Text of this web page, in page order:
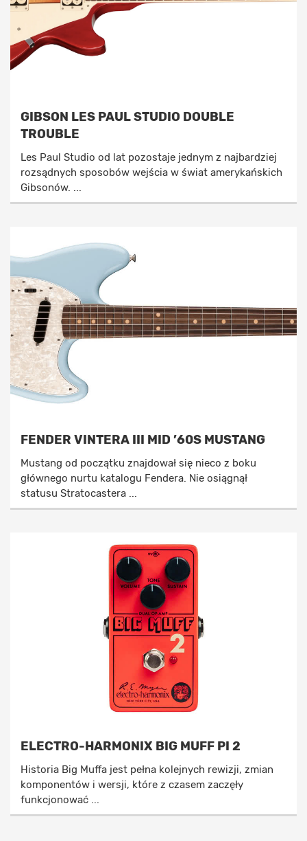
GIBSON LES PAUL STUDIO DOUBLE
TROUBLE
Les Paul Studio od lat pozostaje jednym z najbardziej
rozsądnych sposobów wejścia w świat amerykańskich
Gibsonów. ...
FENDER VINTERA III MID ’60S MUSTANG
Mustang od początku znajdował się nieco z boku
głównego nurtu katalogu Fendera. Nie osiągnął
statusu Stratocastera ...
ELECTRO-HARMONIX BIG MUFF PI 2
Historia Big Muffa jest pełna kolejnych rewizji, zmian
komponentów i wersji, które z czasem zaczęły
funkcjonować ...